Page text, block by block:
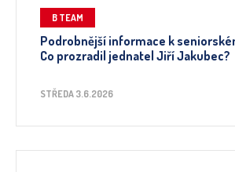
B TEAM
Podrobnější informace k
Co prozradil jednatel Jiří Jakubec?
STŘEDA 3.6.2026